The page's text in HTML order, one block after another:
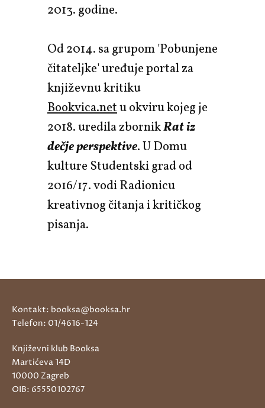
2013. godine.
Od 2014. sa grupom 'Pobunjene
čitateljke' uređuje portal za
književnu kritiku
Bookvica.netu okviru kojeg je
2018. uredila zbornikRat iz
dečje perspektive. U Domu
kulture Studentski grad od
2016/17. vodi Radionicu
kreativnog čitanja i kritičkog
pisanja.
Kontakt: booksa@booksa.hr
Telefon: 01/4616-124
Književni klub Booksa
Martićeva 14D
10000 Zagreb
OIB: 65550102767